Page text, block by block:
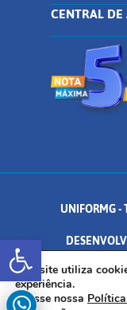
Abrir a
CENTRAL
UNIFORMG -
AV. DR. ARNALDO DE
Este site utiliza
experiência.
Acesse nossa